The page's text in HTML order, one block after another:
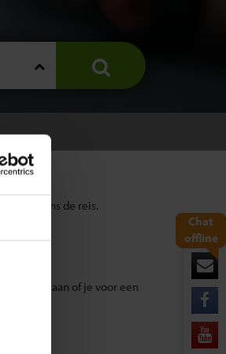
Chat
offline
tijdens de reis.
geef je aan of je voor een